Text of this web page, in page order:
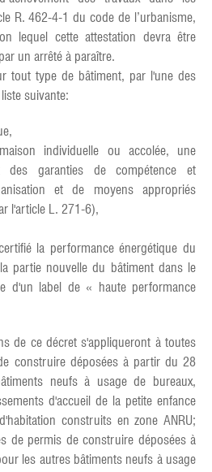
R. 462-4-1 du code de l’urbanisme,
lequel cette attestation devra être
un arrêté à paraître.
tout type de bâtiment, par l'une des
suivante:
individuelle ou accolée, une
des garanties de compétence et
et de moyens appropriés
l'article L. 271-6),
la performance énergétique du
partie nouvelle du bâtiment dans le
d'un label de « haute performance
de ce décret s'appliqueront à toutes
construire déposées à partir du 28
neufs à usage de bureaux,
d'accueil de la petite enfance
construits en zone ANRU;
de permis de construire déposées à
les autres bâtiments neufs à usage